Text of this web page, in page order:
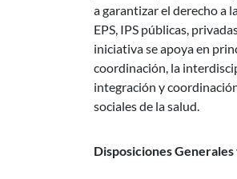
a garantizar el derecho a
EPS, IPS públicas,
iniciativa se apoya en
coordinación, la
integración y
sociales de la salud.
Disposiciones